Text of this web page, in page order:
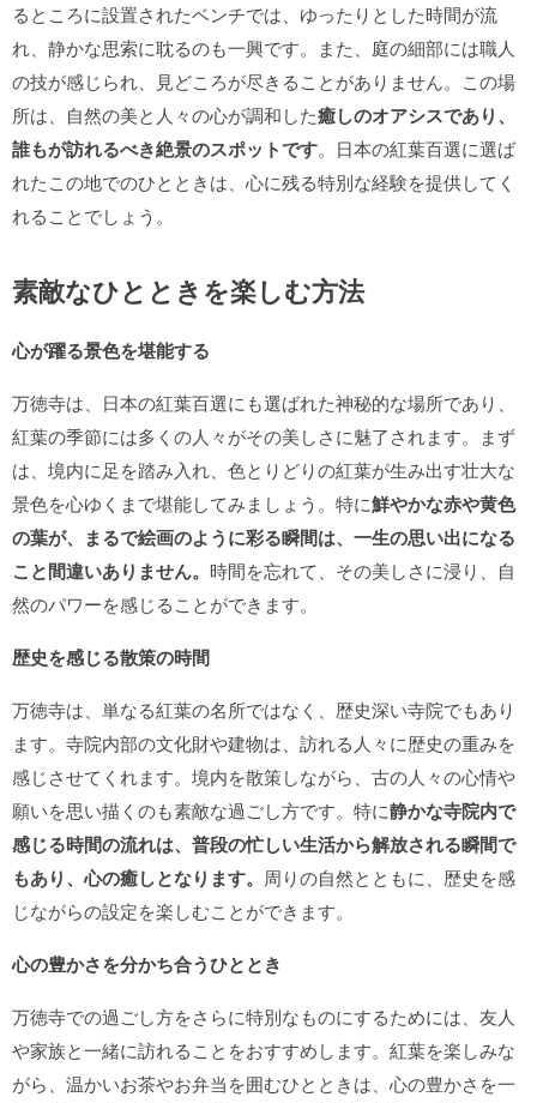
るところに設置されたベンチでは、ゆったりとした時間が流
れ、静かな思索に耽るのも一興です。また、庭の細部には職人
の技が感じられ、見どころが尽きることがありません。この場
所は、自然の美と人々の心が調和した癒しのオアシスであり、
誰もが訪れるべき絶景のスポットです。日本の紅葉百選に選ば
れたこの地でのひとときは、心に残る特別な経験を提供してく
れることでしょう。
素敵なひとときを楽しむ方法
心が躍る景色を堪能する
万徳寺は、日本の紅葉百選にも選ばれた神秘的な場所であり、
紅葉の季節には多くの人々がその美しさに魅了されます。まず
は、境内に足を踏み入れ、色とりどりの紅葉が生み出す壮大な
景色を心ゆくまで堪能してみましょう。特に鮮やかな赤や黄色
の葉が、まるで絵画のように彩る瞬間は、一生の思い出になる
こと間違いありません。 時間を忘れて、その美しさに浸り、自
然のパワーを感じることができます。
歴史を感じる散策の時間
万徳寺は、単なる紅葉の名所ではなく、歴史深い寺院でもあり
ます。寺院内部の文化財や建物は、訪れる人々に歴史の重みを
感じさせてくれます。境内を散策しながら、古の人々の心情や
願いを思い描くのも素敵な過ごし方です。特に静かな寺院内で
感じる時間の流れは、普段の忙しい生活から解放される瞬間で
もあり、心の癒しとなります。 周りの自然とともに、歴史を感
じながらの設定を楽しむことができます。
心の豊かさを分かち合うひととき
万徳寺での過ごし方をさらに特別なものにするためには、友人
や家族と一緒に訪れることをおすすめします。紅葉を楽しみな
がら、温かいお茶やお弁当を囲むひとときは、心の豊かさを一